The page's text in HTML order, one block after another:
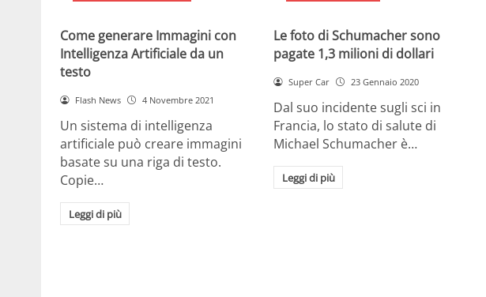
Come generare Immagini con
Intelligenza Artificiale da un
testo
Flash News 4 Novembre 2021
Un sistema di intelligenza
artificiale può creare immagini
basate su una riga di testo.
Copie…
Leggi di più
Le foto di Schumacher sono
pagate 1,3 milioni di dollari
Super Car 23 Gennaio 2020
Dal suo incidente sugli sci in
Francia, lo stato di salute di
Michael Schumacher è…
Leggi di più